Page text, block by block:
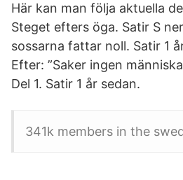
Här kan man följa aktuella
Steget efters öga. Satir S
sossarna fattar noll. Satir 1
Efter: ”Saker ingen
Del 1. Satir 1 år sedan.
341k members in the